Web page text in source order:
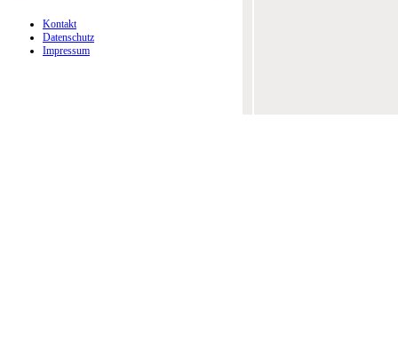
Kontakt
Datenschutz
Impressum